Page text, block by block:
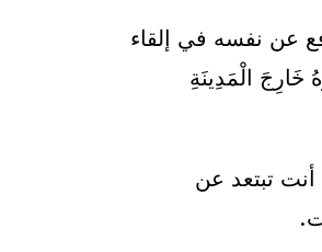
عن نفسه في إلقاء
الْمَدِينَةِ
تبتعد عن